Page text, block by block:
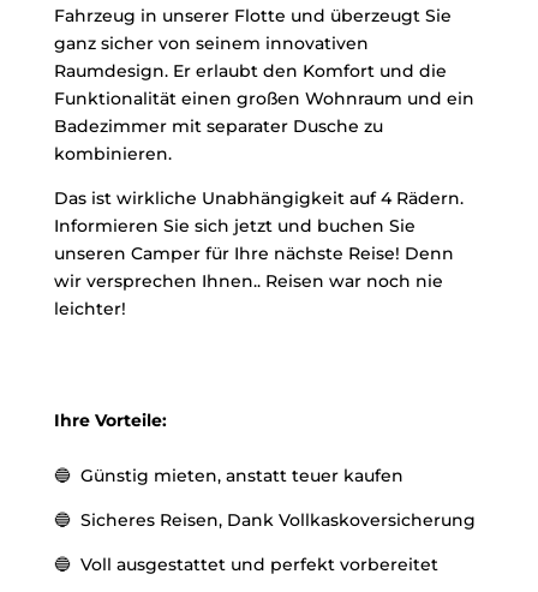
Fahrzeug in unserer Flotte und überzeugt Sie
ganz sicher von seinem innovativen
Raumdesign. Er erlaubt den Komfort und die
Funktionalität einen großen Wohnraum und ein
Badezimmer mit separater Dusche zu
kombinieren.
Das ist wirkliche Unabhängigkeit auf 4 Rädern.
Informieren Sie sich jetzt und buchen Sie
unseren Camper für Ihre nächste Reise! Denn
wir versprechen Ihnen.. Reisen war noch nie
leichter!
Ihre Vorteile:
🔵 Günstig mieten, anstatt teuer kaufen
🔵 Sicheres Reisen, Dank Vollkaskoversicherung
🔵 Voll ausgestattet und perfekt vorbereitet